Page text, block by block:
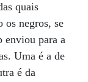
quais
os negros, se
enviou para a
Uma é a de
é da